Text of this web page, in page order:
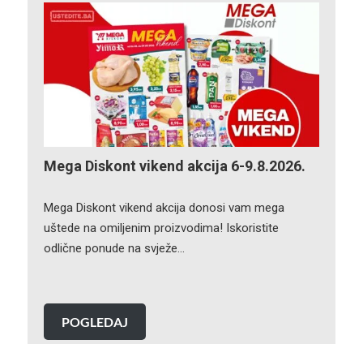
Mega Diskont vikend akcija 6-9.8.2026.
Mega Diskont vikend akcija donosi vam mega
uštede na omiljenim proizvodima! Iskoristite
odlične ponude na svježe…
POGLEDAJ